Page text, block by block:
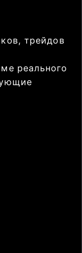
трейдов
реального